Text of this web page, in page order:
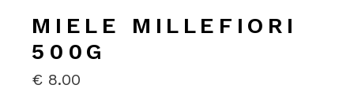
MIELE MILLEFIORI
500G
€ 8.00